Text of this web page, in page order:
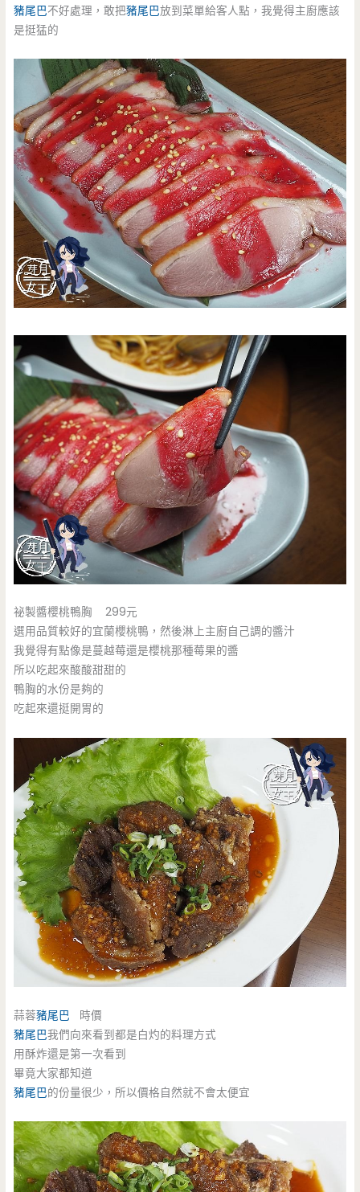
豬尾巴不好處理，敢把豬尾巴放到菜單給客人點，我覺得主廚應該
是挺猛的
祕製醬櫻桃鴨胸 299元
選用品質較好的宜蘭櫻桃鴨，然後淋上主廚自己調的醬汁
我覺得有點像是蔓越莓還是櫻桃那種莓果的醬
所以吃起來酸酸甜甜的
鴨胸的水份是夠的
吃起來還挺開胃的
蒜蓉豬尾巴 時價
豬尾巴我們向來看到都是白灼的料理方式
用酥炸還是第一次看到
畢竟大家都知道
豬尾巴的份量很少，所以價格自然就不會太便宜